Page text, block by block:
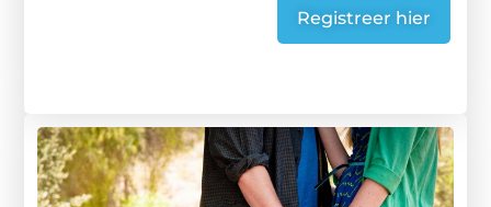
Registreer hier